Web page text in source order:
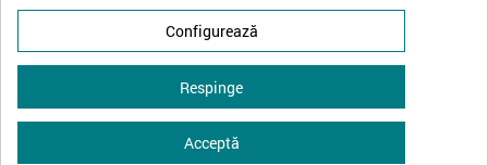
Configurează
Respinge
Acceptă